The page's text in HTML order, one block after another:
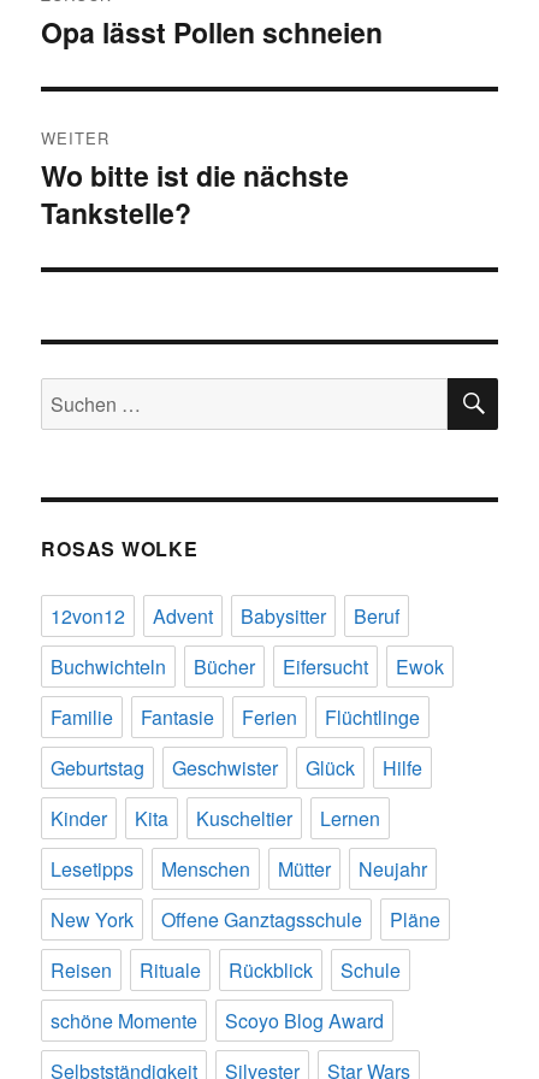
Vorheriger
Opa lässt Pollen schneien
WEITER
Nächster
Beitrag:
Wo bitte ist die nächste
Tankstelle?
Suchen
nach:
ROSAS WOLKE
12von12 Advent Babysitter
Beruf
Buchwichteln
Bücher Eifersucht
Ewok
Familie
Fantasie Ferien
Flüchtlinge
Geburtstag
Geschwister Glück
Hilfe
Kinder
Kita Kuscheltier
Lernen
Lesetipps
Menschen Mütter
Neujahr
New York
Offene Ganztagsschule
Pläne
Reisen
Rituale Rückblick
Schule
schöne Momente
Scoyo Blog Award
Selbstständigkeit
Silvester Star Wars